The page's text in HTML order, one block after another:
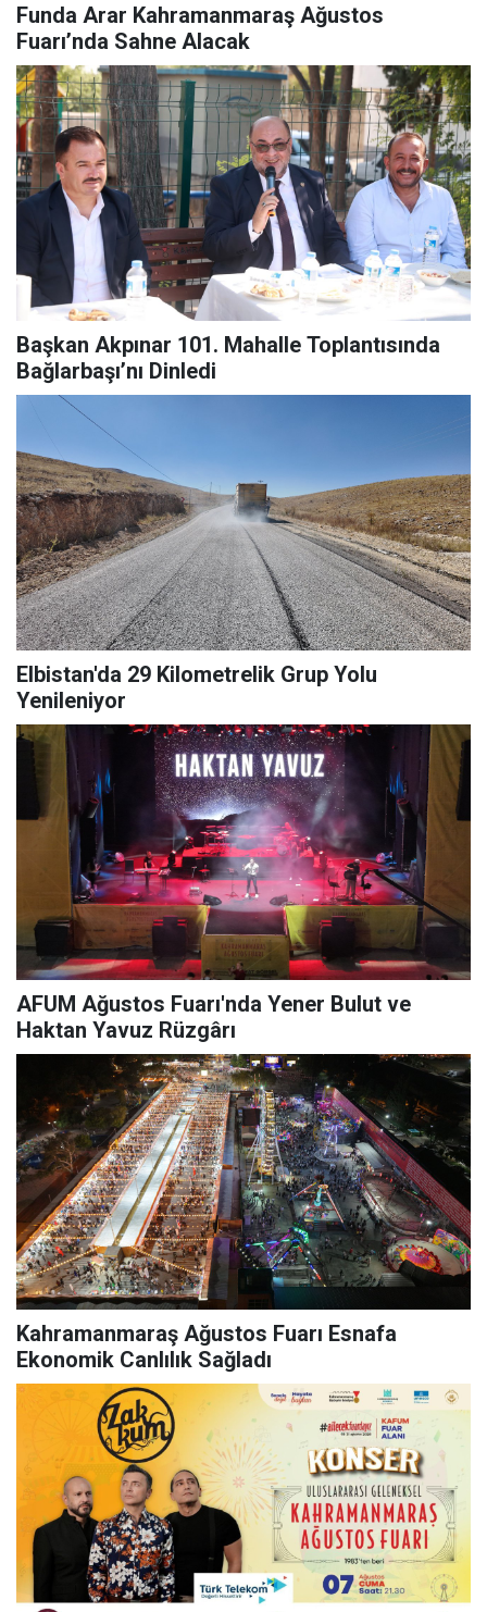
Funda Arar Kahramanmaraş Ağustos
Fuarı’nda Sahne Alacak
Başkan Akpınar 101. Mahalle Toplantısında
Bağlarbaşı’nı Dinledi
Elbistan'da 29 Kilometrelik Grup Yolu
Yenileniyor
AFUM Ağustos Fuarı'nda Yener Bulut ve
Haktan Yavuz Rüzgârı
Kahramanmaraş Ağustos Fuarı Esnafa
Ekonomik Canlılık Sağladı